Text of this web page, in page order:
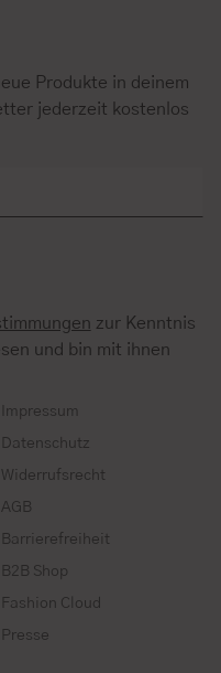
Produkte in deinem
jederzeit kostenlos
zur Kenntnis
und bin mit ihnen
Impressum
Datenschutz
Widerrufsrecht
AGB
Barrierefreiheit
B2B Shop
Fashion Cloud
Presse